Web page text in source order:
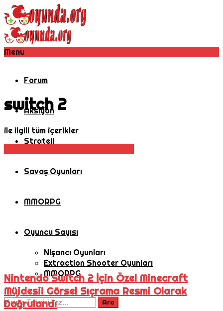
Menu
Forum
Aksiyon
Strateji
Savaş Oyunları
MMORPG
Oyuncu Sayısı
Nişancı Oyunları
Extraction Shooter Oyunları
MMORPG
switch 2
ile ilgili tüm içerikler
Nintendo Switch 2 İçin Özel Minecraft
Müjdesi! Görsel Sıçrama Resmi Olarak
Doğrulandı